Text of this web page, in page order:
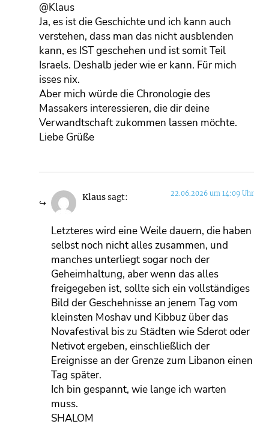
@Klaus
Ja, es ist die Geschichte und ich kann auch
verstehen, dass man das nicht ausblenden
kann, es IST geschehen und ist somit Teil
Israels. Deshalb jeder wie er kann. Für mich
isses nix.
Aber mich würde die Chronologie des
Massakers interessieren, die dir deine
Verwandtschaft zukommen lassen möchte.
Liebe Grüße
Klaussagt: 22.06.2026 um 14:09 Uhr
Letzteres wird eine Weile dauern, die haben
selbst noch nicht alles zusammen, und
manches unterliegt sogar noch der
Geheimhaltung, aber wenn das alles
freigegeben ist, sollte sich ein vollständiges
Bild der Geschehnisse an jenem Tag vom
kleinsten Moshav und Kibbuz über das
Novafestival bis zu Städten wie Sderot oder
Netivot ergeben, einschließlich der
Ereignisse an der Grenze zum Libanon einen
Tag später.
Ich bin gespannt, wie lange ich warten
muss.
SHALOM